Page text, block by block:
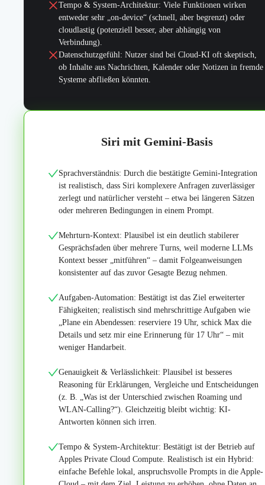
Tempo & System-Architektur: Viele Funktionen wirken
entweder sehr „on-device“ (schnell, aber begrenzt) oder
cloudlastig (potenziell besser, aber abhängig von
Verbindung).
Datenschutzgefühl: Nutzer sind bei Cloud-KI oft skeptisch,
ob Inhalte aus Nachrichten, Kalender oder Notizen in fremde
Systeme abfließen könnten.
Siri mit Gemini-Basis
Sprachverständnis: Durch die bestätigte Gemini-Integration
ist realistisch, dass Siri komplexere Anfragen zuverlässiger
zerlegt und natürlicher versteht – etwa bei längeren Sätzen
oder mehreren Bedingungen in einem Prompt.
Mehrturn-Kontext: Plausibel ist ein deutlich stabilerer
Gesprächsfaden über mehrere Turns, weil moderne LLMs
Kontext besser „mitführen“ – damit Folgeanweisungen
konsistenter auf das zuvor Gesagte Bezug nehmen.
Aufgaben-Automation: Bestätigt ist das Ziel erweiterter
Fähigkeiten; realistisch sind mehrschrittige Aufgaben wie
„Plane ein Abendessen: reserviere 19 Uhr, schick Max die
Details und setz mir eine Erinnerung für 17 Uhr“ – mit
weniger Handarbeit.
Genauigkeit & Verlässlichkeit: Plausibel ist besseres
Reasoning für Erklärungen, Vergleiche und Entscheidungen
(z. B. „Was ist der Unterschied zwischen Roaming und
WLAN-Calling?“). Gleichzeitig bleibt wichtig: KI-
Antworten können sich irren.
Tempo & System-Architektur: Bestätigt ist der Betrieb auf
Apples Private Cloud Compute. Realistisch ist ein Hybrid:
einfache Befehle lokal, anspruchsvolle Prompts in die Apple-